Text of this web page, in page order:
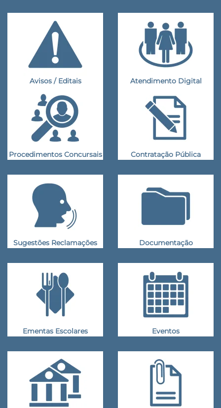
Avisos / Editais Atendimento Digital
Procedimentos Concursais Contratação Pública
Sugestões Reclamações Documentação
Ementas Escolares Eventos